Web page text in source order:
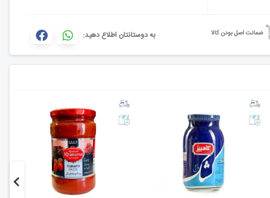
ضمانت اصل بودن کالا به دوستانتان اطلاع دهید: